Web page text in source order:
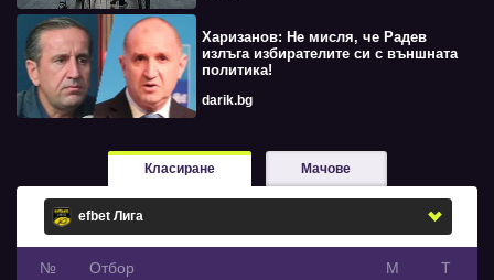
Харизанов: Не мисля, че Радев
излъга избирателите си с външната
политика!
darik.bg
Класиране Мачове
№ Oтбор М Т